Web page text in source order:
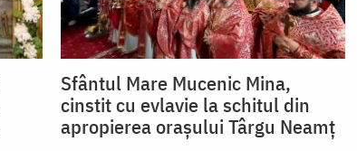
Sfântul Mare Mucenic Mina,
cinstit cu evlavie la schitul din
apropierea orașului Târgu Neamț